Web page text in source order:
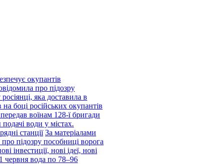
окупантів
про підозру
яка доставила в
боці російських окупантів
воїнам 128-ї бригади
води у містах.
станції За матеріалами
підозру пособниці ворога
інвестиції, нові ідеї, нові
червня вода по 78–96